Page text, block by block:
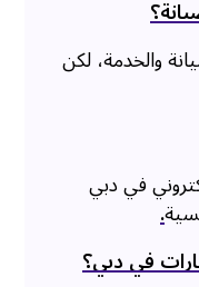
والخدمة، لكن
في دبي
.